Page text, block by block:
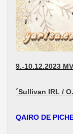
9.-10.12.2023
´Sullivan IRL /
QAIRO DE